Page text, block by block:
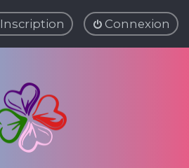
Connexion
Inscription